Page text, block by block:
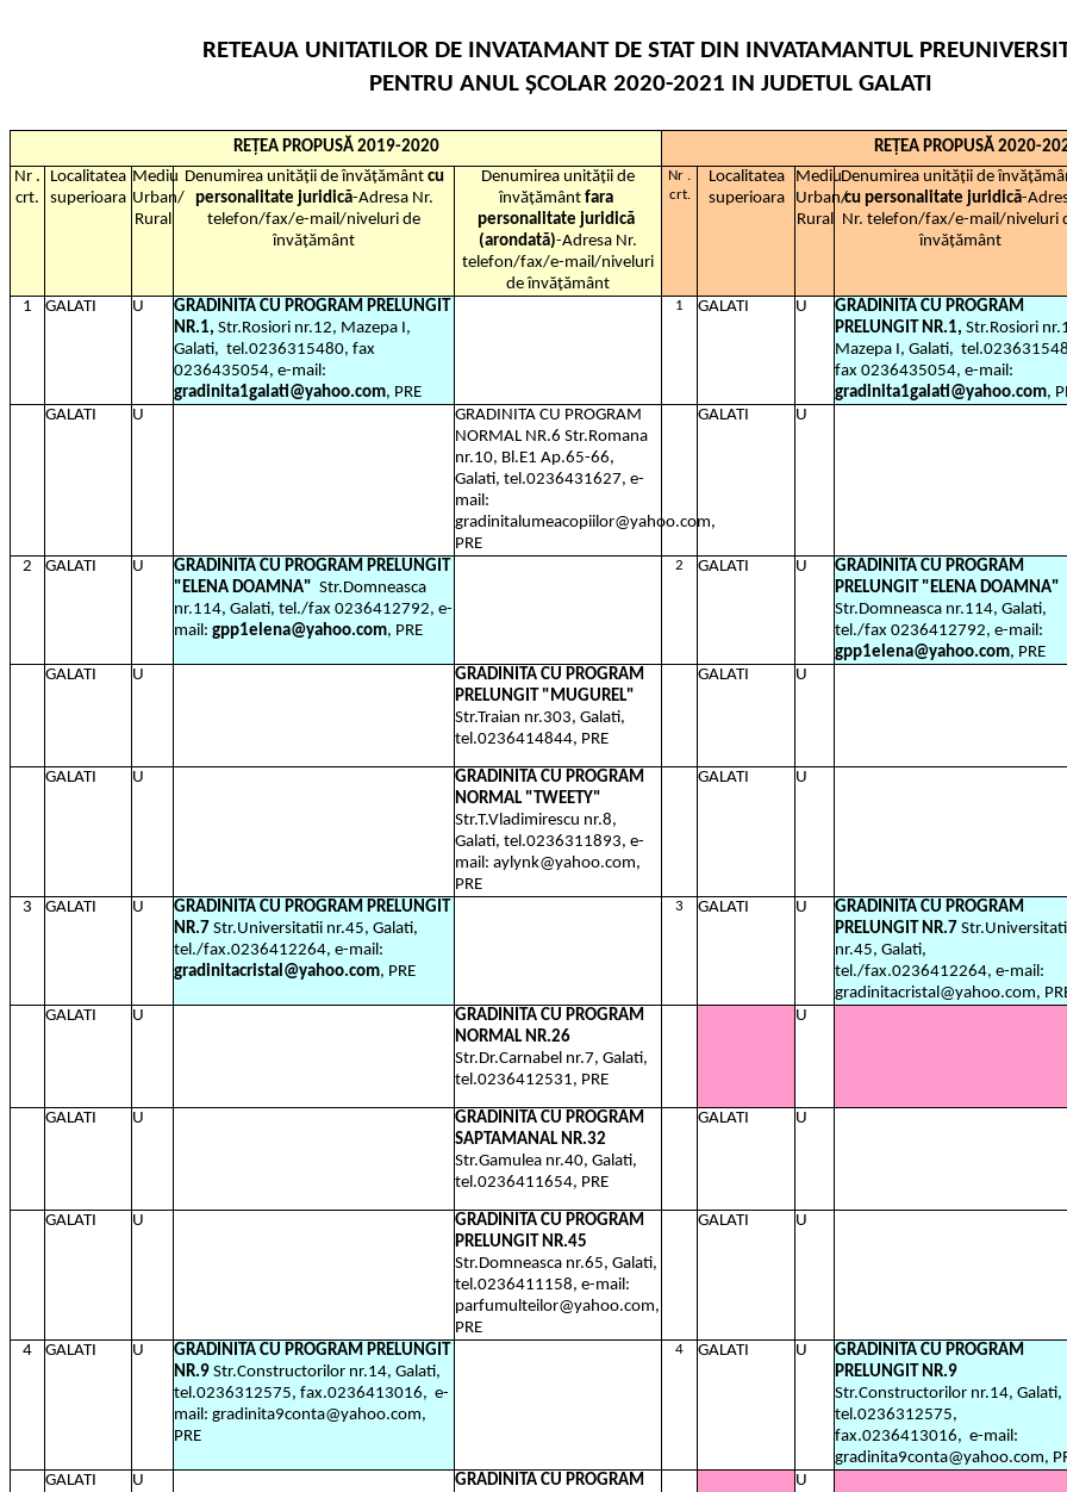
RETEAUA UNITATILOR DE INVATAMANT DE STAT DIN INVATAMANTUL
PENTRU ANUL ȘCOLAR 2020-2021 IN JUDETUL GALATI
REȚEA PROPUSĂ 2019-2020
REȚEA PROPUSĂ 2020-
Nr .
crt.
Localitatea
superioara
Mediu
Urban/
Rural
Denumirea unității de învățământcu
personalitate juridică-Adresa Nr.
telefon/fax/e-mail/niveluri de
învățământ
Denumirea unității de
învățământ fara
personalitate juridică
(arondată)-Adresa Nr.
telefon/fax/e-mail/niveluri
de învățământ
Nr .
crt.
Localitatea
superioara
Mediu
Urban/
Rural
Denumirea unității de
cu personalitate juridică-
Nr. telefon/fax/e-mail/niveluri
învățământ
1
GALATI U
GRADINITA CU PROGRAM PRELUNGIT
NR.1, Str.Rosiori nr.12, Mazepa I,
Galati, tel.0236315480, fax
0236435054, e-mail:
gradinita1galati@yahoo.com, PRE
1 GALATI U
GRADINITA CU PROGRAM
PRELUNGIT NR.1, Str.Rosiori
Mazepa I, Galati,
fax 0236435054, e-mail:
gradinita1galati@yahoo.com,
GALATI
U
GRADINITA CU PROGRAM
NORMAL NR.6 Str.Romana
nr.10, Bl.E1 Ap.65-66,
Galati, tel.0236431627, e-
mail:
gradinitalumeacopiilor@yahoo.com,
PRE
GALATI U
2
GALATI U
GRADINITA CU PROGRAM PRELUNGIT
"ELENA DOAMNA" Str.Domneasca
nr.114, Galati, tel./fax 0236412792, e-
mail: gpp1elena@yahoo.com, PRE
2 GALATI U
GRADINITA CU PROGRAM
PRELUNGIT "ELENA DOAMNA"
Str.Domneasca nr.114, Galati,
tel./fax 0236412792, e-mail:
gpp1elena@yahoo.com, PRE
GALATI
U
GRADINITA CU PROGRAM
PRELUNGIT "MUGUREL"
Str.Traian nr.303, Galati,
tel.0236414844, PRE
GALATI U
GALATI U
GRADINITA CU PROGRAM
NORMAL "TWEETY"
Str.T.Vladimirescu nr.8,
Galati, tel.0236311893, e-
mail: aylynk@yahoo.com,
PRE
GALATI U
3
GALATI U
GRADINITA CU PROGRAM PRELUNGIT
NR.7 Str.Universitatii nr.45, Galati,
tel./fax.0236412264, e-mail:
gradinitacristal@yahoo.com, PRE
3 GALATI U
GRADINITA CU PROGRAM
PRELUNGIT NR.7
nr.45, Galati,
tel./fax.0236412264, e-mail:
gradinitacristal@yahoo.com,
GALATI
U
GRADINITA CU PROGRAM
NORMAL NR.26
Str.Dr.Carnabel nr.7, Galati,
tel.0236412531, PRE
U
GALATI U
GRADINITA CU PROGRAM
SAPTAMANAL NR.32
Str.Gamulea nr.40, Galati,
tel.0236411654, PRE
GALATI U
GALATI U
GRADINITA CU PROGRAM
PRELUNGIT NR.45
Str.Domneasca nr.65, Galati,
tel.0236411158, e-mail:
parfumulteilor@yahoo.com,
PRE
GALATI U
4
GALATI U
GRADINITA CU PROGRAM PRELUNGIT
NR.9 Str.Constructorilor nr.14, Galati,
tel.0236312575, fax.0236413016, e-
mail: gradinita9conta@yahoo.com,
PRE
4 GALATI U
GRADINITA CU PROGRAM
PRELUNGIT NR.9
Str.Constructorilor nr.14, Galati,
tel.0236312575,
fax.0236413016, e-mail:
gradinita9conta@yahoo.com,
GALATI
U
GRADINITA CU PROGRAM
U